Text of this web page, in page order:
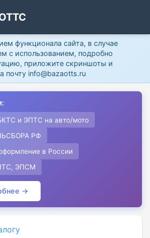
функционала сайта, в случае
с использованием, подробно
приложите скриншоты и
почту info@bazaotts.ru
и ЭПТС на авто/мото
РФ
в России
ЭПСМ
→